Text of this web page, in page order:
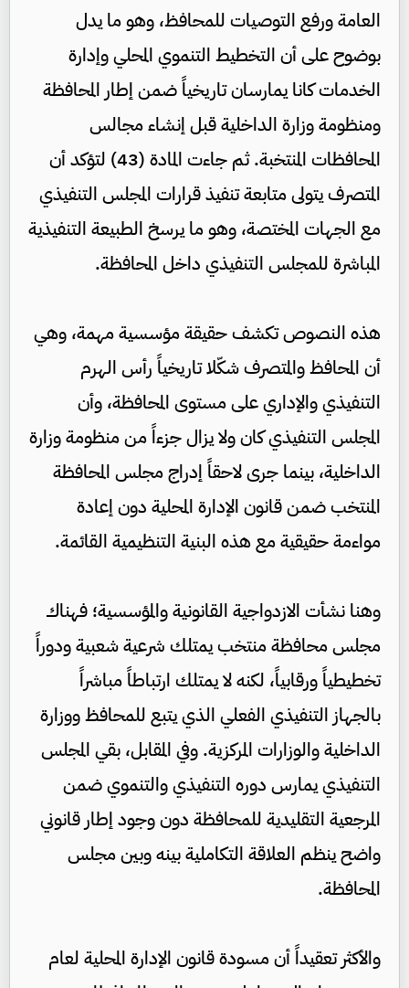
العامة ورفع التوصيات للمحافظ، وهو ما يدل
بوضوح على أن التخطيط التنموي المحلي وإدارة
الخدمات كانا يمارسان تاريخياً ضمن إطار المحافظة
ومنظومة وزارة الداخلية قبل إنشاء مجالس
المحافظات المنتخبة. ثم جاءت المادة (43) لتؤكد أن
المتصرف يتولى متابعة تنفيذ قرارات المجلس التنفيذي
مع الجهات المختصة، وهو ما يرسخ الطبيعة التنفيذية
المباشرة للمجلس التنفيذي داخل المحافظة.
هذه النصوص تكشف حقيقة مؤسسية مهمة، وهي
أن المحافظ والمتصرف شكّلا تاريخياً رأس الهرم
التنفيذي والإداري على مستوى المحافظة، وأن
المجلس التنفيذي كان ولا يزال جزءاً من منظومة وزارة
الداخلية، بينما جرى لاحقاً إدراج مجلس المحافظة
المنتخب ضمن قانون الإدارة المحلية دون إعادة
مواءمة حقيقية مع هذه البنية التنظيمية القائمة.
وهنا نشأت الازدواجية القانونية والمؤسسية؛ فهناك
مجلس محافظة منتخب يمتلك شرعية شعبية ودوراً
تخطيطياً ورقابياً، لكنه لا يمتلك ارتباطاً مباشراً
بالجهاز التنفيذي الفعلي الذي يتبع للمحافظ ووزارة
الداخلية والوزارات المركزية. وفي المقابل، بقي المجلس
التنفيذي يمارس دوره التنفيذي والتنموي ضمن
المرجعية التقليدية للمحافظة دون وجود إطار قانوني
واضح ينظم العلاقة التكاملية بينه وبين مجلس
المحافظة.
والأكثر تعقيداً أن مسودة قانون الإدارة المحلية لعام